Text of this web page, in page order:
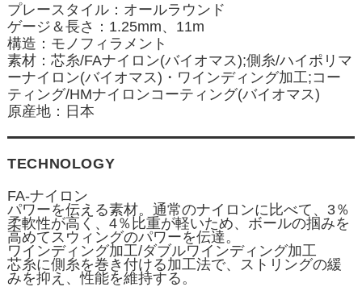
プレースタイル：オールラウンド
ゲージ＆長さ：1.25mm、11m
構造：モノフィラメント
素材： 芯糸/FAナイロン(バイオマス);側糸/ハイポリマ
ーナイロン(バイオマス)・ワインディング加工;コー
ティング/HMナイロンコーティング(バイオマス)
原産地： 日本
TECHNOLOGY
FA-ナイロン
パワーを伝える素材。通常のナイロンに比べて、3％
柔軟性が高く、4％比重が軽いため、ボールの掴みを
高めてスウィングのパワーを伝達。
ワインディング加工/ダブルワインディング加工
芯糸に側糸を巻き付ける加工法で、ストリングの緩
みを抑え、性能を維持する。